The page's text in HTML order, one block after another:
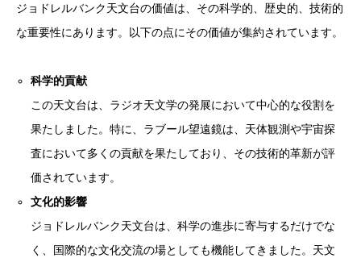
ジョドレルバンク天文台の価値は、その科学的、歴史的、技術的
な重要性にあります。以下の点にその価値が集約されています。
科学的貢献
この天文台は、ラジオ天文学の発展において中心的な役割を
果たしました。特に、ラブール望遠鏡は、天体観測や宇宙探
査において多くの貢献を果たしており、その技術的革新が評
価されています。
文化的影響
ジョドレルバンク天文台は、科学の進歩に寄与するだけでな
く、国際的な文化交流の場としても機能してきました。天文